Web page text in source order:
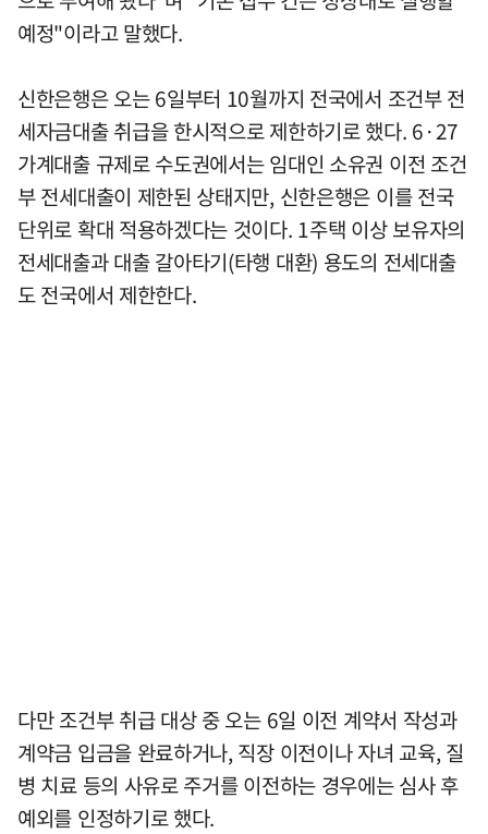
예정"이라고 말했다.
신한은행은 오는 6일부터 10월까지 전국에서 조건부 전
세자금대출 취급을 한시적으로 제한하기로 했다. 6·27
가계대출 규제로 수도권에서는 임대인 소유권 이전 조건
부 전세대출이 제한된 상태지만, 신한은행은 이를 전국
단위로 확대 적용하겠다는 것이다. 1주택 이상 보유자의
전세대출과 대출 갈아타기(타행 대환) 용도의 전세대출
도 전국에서 제한한다.
다만 조건부 취급 대상 중 오는 6일 이전 계약서 작성과
계약금 입금을 완료하거나, 직장 이전이나 자녀 교육, 질
병 치료 등의 사유로 주거를 이전하는 경우에는 심사 후
예외를 인정하기로 했다.